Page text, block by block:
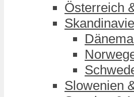
Österreich
Slowenien